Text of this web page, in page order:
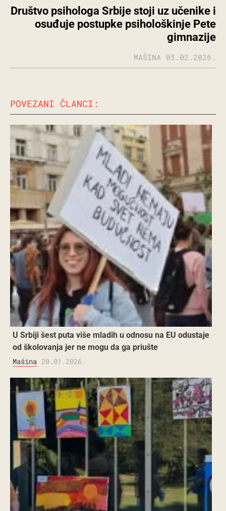
Društvo psihologa Srbije stoji uz učenike i
osuđuje postupke psihološkinje Pete
gimnazije
MAŠINA 05.02.2026.
POVEZANI ČLANCI:
U Srbiji šest puta više mladih u odnosu na EU odustaje
od školovanja jer ne mogu da ga priušte
Mašina 20.01.2026.